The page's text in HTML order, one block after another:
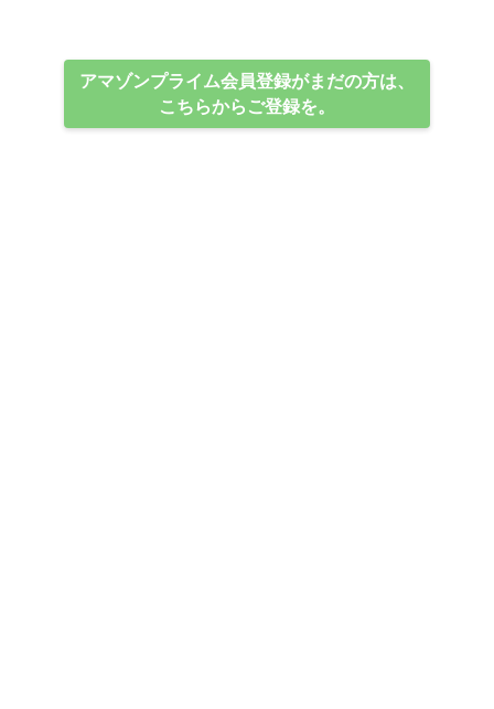
アマゾンプライム会員登録がまだの方は、
こちらからご登録を。